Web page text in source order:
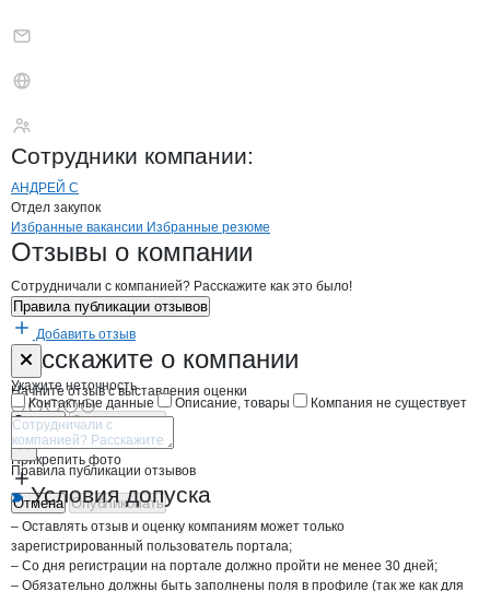
Сотрудники компании:
АНДРЕЙ C
Отдел закупок
Брендыкомпани FOOD EXPRESS
Вакансии вFOOD EXPRESS
Избранные вакансии Избранные резюме
Новости oFOOD EXPRESS, ИП
Отзывы о компании
Сотрудничали с компанией? Расскажите как это было!
Правила публикации отзывов
Добавить отзыв
Расскажите о компании
Начните отзыв с выставления оценки
Прикрепить фото
Отмена Опубликовать
Форма обратной связи о неточностях
Укажите неточность
Контактные данные
Описание, товары Компания не существует
Отмена Опубликовать
Правила публикации отзывов
Условия допуска
– Оставлять отзыв и оценку компаниям может только
зарегистрированный пользователь портала;
– Со дня регистрации на портале должно пройти не менее 30 дней;
– Обязательно должны быть заполнены поля в профиле (так же как для